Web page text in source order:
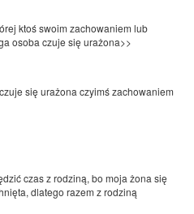
ktoś swoim zachowaniem lub
osoba czuje się urażona>>
się urażona czyimś zachowaniem
czas z rodziną, bo moja żona się
dlatego razem z rodziną